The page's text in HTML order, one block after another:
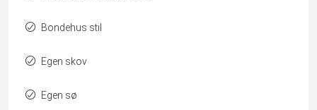
Bondehus stil
Egen skov
Egen sø